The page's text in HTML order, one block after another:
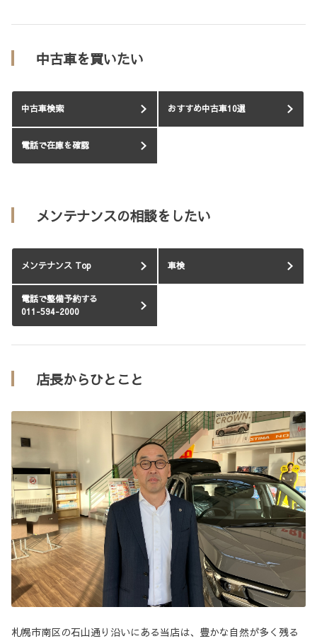
中古車を買いたい
中古車検索 おすすめ中古車10選
電話で在庫を確認
メンテナンスの相談をしたい
メンテナンス Top 車検
電話で整備予約する
011-594-2000
店長からひとこと
札幌市南区の石山通り沿いにある当店は、豊かな自然が多く残る